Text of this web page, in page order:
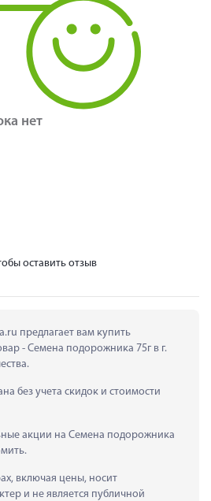
нет
оставить отзыв
предлагает вам купить
- Семена подорожника 75г в г.
без учета скидок и стоимости
акции на Семена подорожника
включая цены, носит
и не является публичной